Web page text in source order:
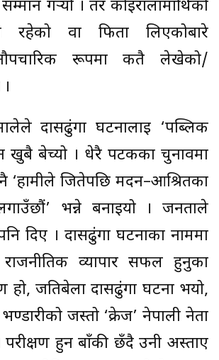
गर्‍यो । तर कोइरालामाथिको
वा फिर्ता लिएकोबारे
रूपमा कतै लेखेको/
दासढुंगा घटनालाई ‘पब्लिक
खुबै बेच्यो । धेरै पटकका चुनावमा
नै ‘हामीले जितेपछि मदन–आश्रितका
भन्ने बनाइयो । जनताले
दिए । दासढुंगा घटनाका नाममा
व्यापार सफल हुनुका
हो, जतिबेला दासढुंगा घटना भयो,
जस्तो ‘क्रेज’ नेपाली नेता
हुन बाँकी छँदै उनी अस्ताए